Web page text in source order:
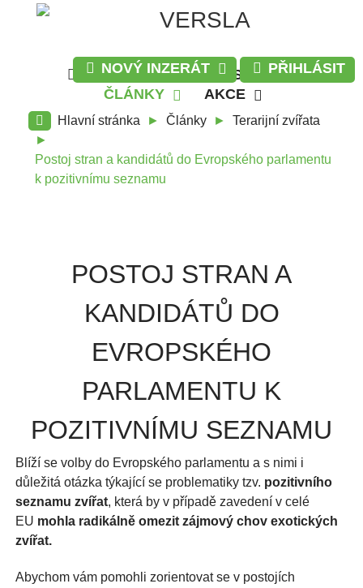
INZERÁTY
DISKUZE
ČLÁNKY
AKCE
NOVÝ INZERÁT PŘIHLÁSIT
Hlavní stránka Články Terarijní zvířata
Postoj stran a kandidátů do Evropského parlamentu
k pozitivnímu seznamu
POSTOJ STRAN A
KANDIDÁTŮ DO
EVROPSKÉHO
PARLAMENTU K
POZITIVNÍMU SEZNAMU
Blíží se volby do Evropského parlamentu a s nimi i
důležitá otázka týkající se problematiky tzv. pozitivního
seznamu zvířat, která by v případě zavedení v celé
EU mohla radikálně omezit zájmový chov exotických
zvířat.
Abychom vám pomohli zorientovat se v postojích